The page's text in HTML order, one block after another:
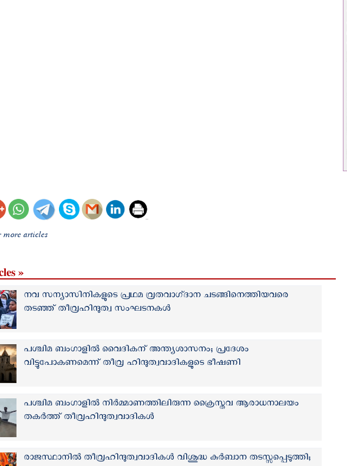
more articles
»
നവ സന്യാസിനികളുടെ പ്രഥമ വ്രതവാഗ്‌ദാന ചടങ്ങിനെത്തിയവരെ
തടഞ്ഞ് തീവ്രഹിന്ദുത്വ സംഘടനകള്‍
പശ്ചിമ ബംഗാളിൽ വൈദികന് അന്ത്യശാസനം; പ്രദേശം
വിട്ടുപോകണമെന്ന് തീവ്ര ഹിന്ദുത്വവാദികളുടെ ഭീഷണി
പശ്ചിമ ബംഗാളിൽ നിർമ്മാണത്തിലിരുന്ന ക്രൈസ്തവ ആരാധനാലയം
തകര്‍ത്ത് തീവ്രഹിന്ദുത്വവാദികള്‍
രാജസ്ഥാനിൽ തീവ്രഹിന്ദുത്വവാദികള്‍ വിശുദ്ധ കുര്‍ബാന തടസ്സപ്പെടുത്തി;